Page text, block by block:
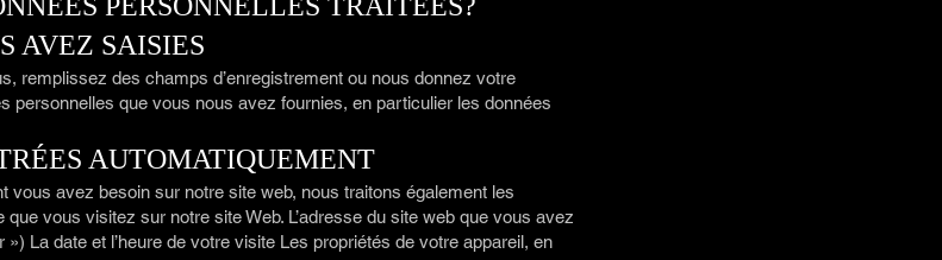
AVEZ SAISIES
remplissez des champs d’enregistrement ou nous donnez votre
personnelles que vous nous avez fournies, en particulier les données
AUTOMATIQUEMENT
vous avez besoin sur notre site web, nous traitons également les
que vous visitez sur notre site Web. L’adresse du site web que vous avez
La date et l’heure de votre visite Les propriétés de votre appareil, en